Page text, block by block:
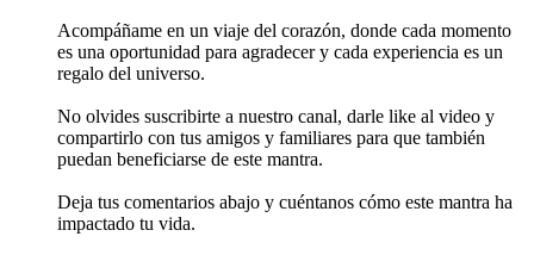
Acompáñame en un viaje del corazón, donde cada momento
es una oportunidad para agradecer y cada experiencia es un
regalo del universo.
No olvides suscribirte a nuestro canal, darle like al video y
compartirlo con tus amigos y familiares para que también
puedan beneficiarse de este mantra.
Deja tus comentarios abajo y cuéntanos cómo este mantra ha
impactado tu vida.